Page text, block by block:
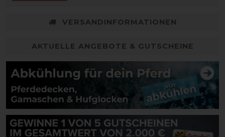
VERSANDINFORMATIONEN
AKTUELLE ANGEBOTE & GUTSCHEINE